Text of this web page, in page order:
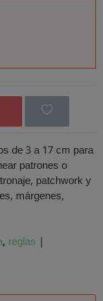
de 3 a 17 cm para
patrones o
patchwork y
márgenes,
reglas |